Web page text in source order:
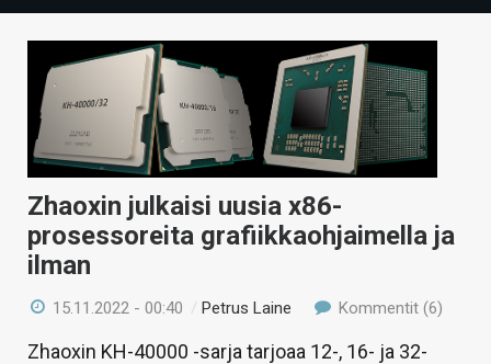
TECHBBS
TIETOA
HINTA.FI
KAUPPA
VAIHDA TEEMA
HAKU
Zhaoxin julkaisi uusia x86-
prosessoreita grafiikkaohjaimella ja
ilman
15.11.2022 - 00:40 /Petrus Laine Kommentit (6)
Zhaoxin KH-40000 -sarja tarjoaa 12-, 16- ja 32-